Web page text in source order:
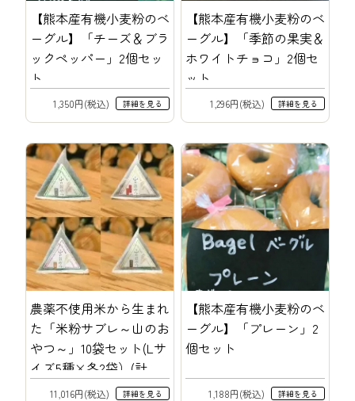
【熊本産有機小麦粉のベ
ーグル】「チーズ＆ブラ
ックペッパー」2個セッ
ト
1,350円(税込) 詳細を見る
【熊本産有機小麦粉のベ
ーグル】「季節の果実＆
ホワイトチョコ」2個セ
ット
1,296円(税込) 詳細を見る
農薬不使用米から生まれ
た「米粉サブレ～山のお
やつ～」10袋セット(Lサ
イズ5種×各2袋）(計
1,050g)
11,016円(税込) 詳細を見る
【熊本産有機小麦粉のベ
ーグル】「プレーン」2
個セット
1,188円(税込) 詳細を見る